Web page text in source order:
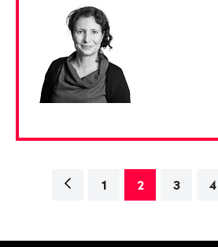
Navigation
1 2 3 4